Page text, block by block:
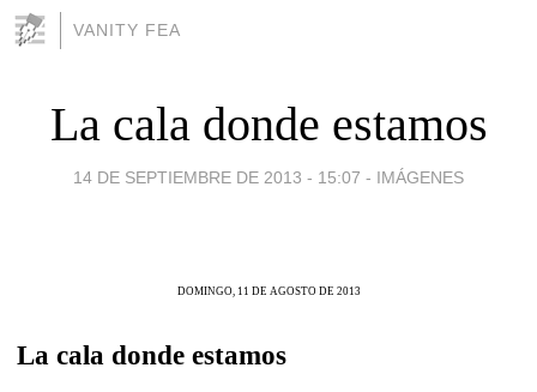
VANITY FEA
La cala donde estamos
14 DE SEPTIEMBRE DE 2013 - 15:07 - IMÁGENES
DOMINGO, 11 DE AGOSTO DE 2013
La cala donde estamos